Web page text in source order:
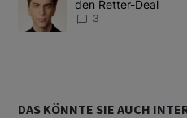
den Retter-Deal
3
DAS KÖNNTE SIE AUCH